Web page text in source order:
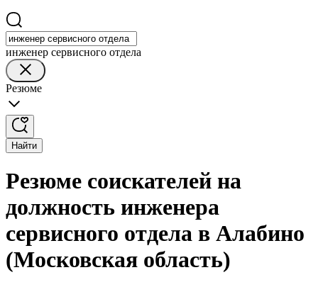
инженер сервисного отдела
Резюме
Найти
Резюме соискателей на
должность инженера
сервисного отдела в Алабино
(Московская область)